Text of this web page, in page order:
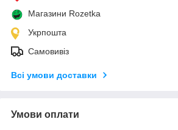
Магазини Rozetka
Укрпошта
Самовивіз
Всі умови доставки
Умови оплати